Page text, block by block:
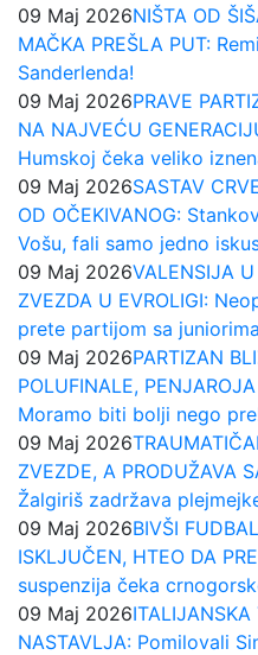
09 Maj 2026NIŠTA OD
MAČKA PREŠLA PUT:
Sanderlenda!
09 Maj 2026PRAVE
NA NAJVEĆU
Humskoj čeka veliko
09 Maj 2026SASTAV
OD OČEKIVANOG:
Vošu, fali samo jedno
09 Maj 2026VALENSIJA
ZVEZDA U EVROLIGI:
prete partijom sa
09 Maj 2026PARTIZAN
POLUFINALE,
Moramo biti bolji nego
09 Maj 2026
ZVEZDE, A PRODUŽAVA
Žalgiriš zadržava
09 Maj 2026BIVŠI
ISKLJUČEN, HTEO DA
suspenzija čeka
09 Maj 2026
NASTAVLJA: Pomilovali